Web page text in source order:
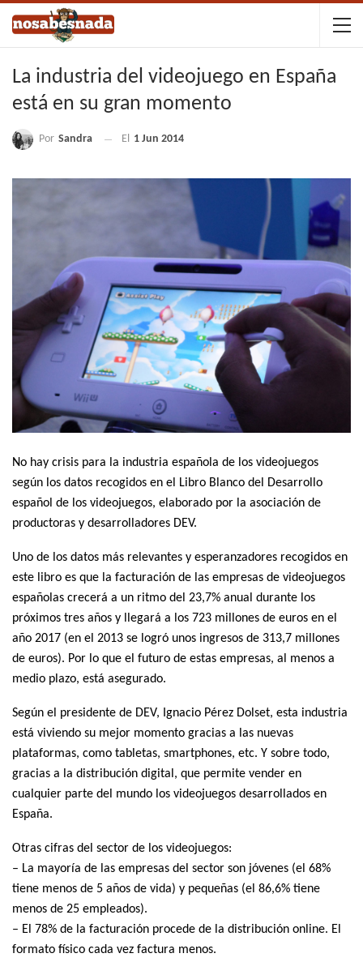
La industria del videojuego en España
está en su gran momento
Por Sandra El 1 Jun 2014
No hay crisis para la industria española de los videojuegos
según los datos recogidos en el Libro Blanco del Desarrollo
español de los videojuegos, elaborado por la asociación de
productoras y desarrolladores DEV.
Uno de los datos más relevantes y esperanzadores recogidos en
este libro es que la facturación de las empresas de videojuegos
españolas crecerá a un ritmo del 23,7% anual durante los
próximos tres años y llegará a los 723 millones de euros en el
año 2017 (en el 2013 se logró unos ingresos de 313,7 millones
de euros). Por lo que el futuro de estas empresas, al menos a
medio plazo, está asegurado.
Según el presidente de DEV, Ignacio Pérez Dolset, esta industria
está viviendo su mejor momento gracias a las nuevas
plataformas, como tabletas, smartphones, etc. Y sobre todo,
gracias a la distribución digital, que permite vender en
cualquier parte del mundo los videojuegos desarrollados en
España.
Otras cifras del sector de los videojuegos:
– La mayoría de las empresas del sector son jóvenes (el 68%
tiene menos de 5 años de vida) y pequeñas (el 86,6% tiene
menos de 25 empleados).
– El 78% de la facturación procede de la distribución online. El
formato físico cada vez factura menos.